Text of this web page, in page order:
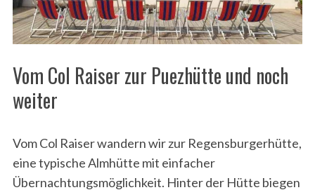
Vom Col Raiser zur Puezhütte und noch
weiter
Vom Col Raiser wandern wir zur Regensburgerhütte,
eine typische Almhütte mit einfacher
Übernachtungsmöglichkeit. Hinter der Hütte biegen